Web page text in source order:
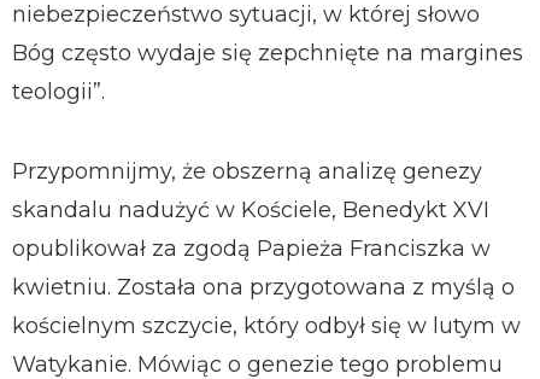
niebezpieczeństwo sytuacji, w której słowo
Bóg często wydaje się zepchnięte na margines
teologii”.
Przypomnijmy, że obszerną analizę genezy
skandalu nadużyć w Kościele, Benedykt XVI
opublikował za zgodą Papieża Franciszka w
kwietniu. Została ona przygotowana z myślą o
kościelnym szczycie, który odbył się w lutym w
Watykanie. Mówiąc o genezie tego problemu